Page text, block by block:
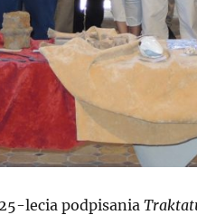
lecia podpisania